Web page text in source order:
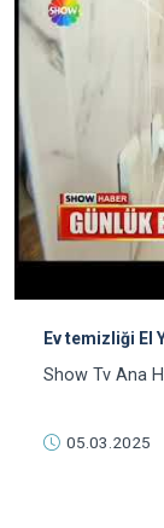
Ev temizliği El
Show Tv Ana
05.03.2025